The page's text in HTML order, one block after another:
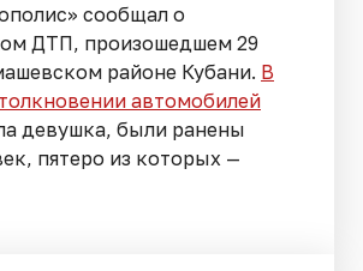
сообщал о
ДТП, произошедшем 29
районе Кубани. В
автомобилей
девушка, были ранены
пятеро из которых —